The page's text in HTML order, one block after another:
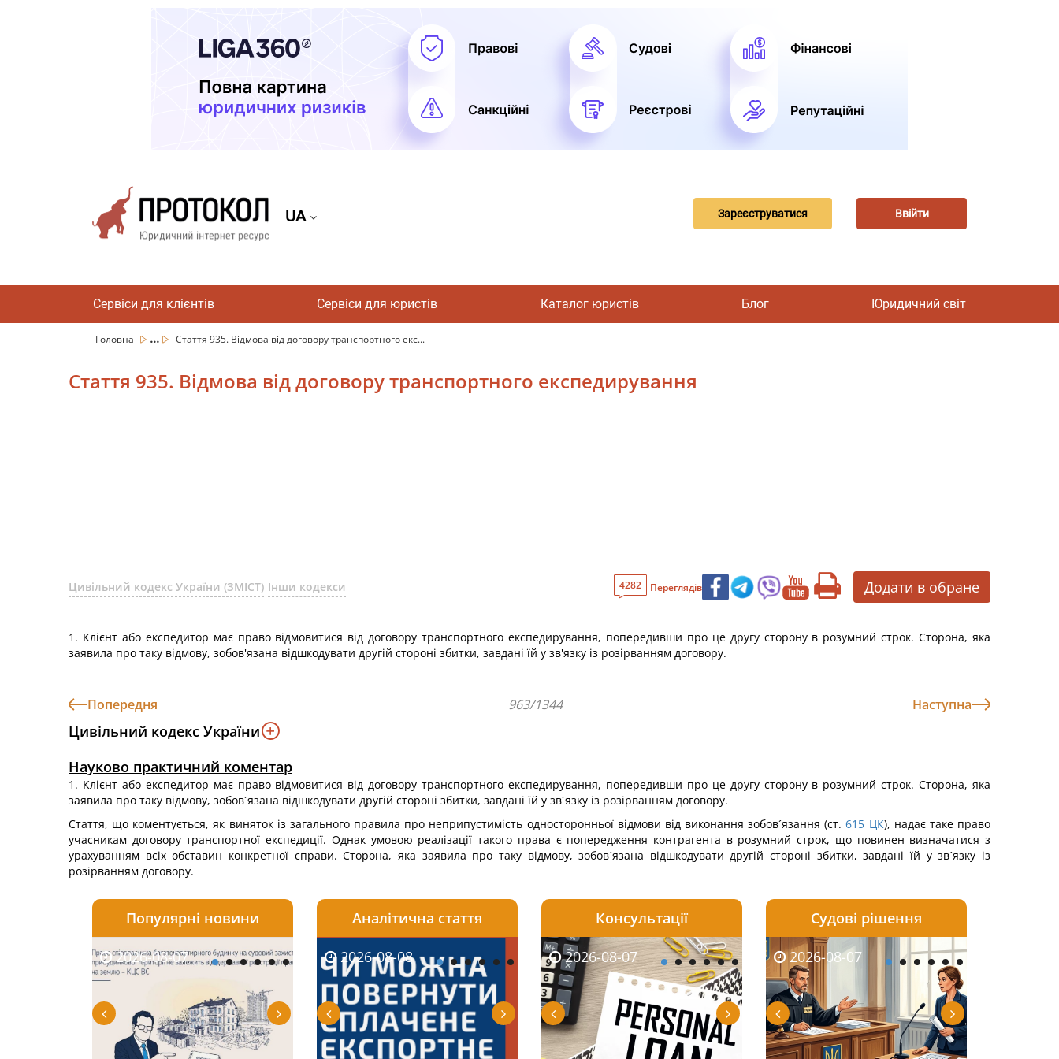
UA Зареєструватися Ввійти
Сервіси для клієнтів Сервіси для юристів Каталог юристів Блог Юридичний світ
Головна ... Стаття 935. Відмова від договору транспортного екс...
Стаття 935. Відмова від договору транспортного експедирування
Цивільний кодекс України (ЗМІСТ) Інши кодекси 4282 Переглядів Додати в обране
1. Клієнт або експедитор має право відмовитися від договору транспортного експедирування, попередивши про це другу сторону в розумний строк. Сторона, яка
заявила про таку відмову, зобов'язана відшкодувати другій стороні збитки, завдані їй у зв'язку із розірванням договору.
Попередня 963/1344 Наступна
Цивільний кодекс України
Науково практичний коментар
1. Клієнт або експедитор має право відмовитися від договору транспортного експедирування, попередивши про це другу сторону в розумний строк. Сторона, яка
заявила про таку відмову, зобов´язана відшкодувати другій стороні збитки, завдані їй у зв´язку із розірванням договору.
Стаття, що коментується, як виняток із загального правила про неприпустимість односторонньої відмови від виконання зобов´язання (ст. 615 ЦК), надає таке право
учасникам договору транспортної експедиції. Однак умовою реалізації такого права є попередження контрагента в розумний строк, що повинен визначатися з
урахуванням всіх обставин конкретної справи. Сторона, яка заявила про таку відмову, зобов´язана відшкодувати другій стороні збитки, завдані їй у зв´язку із
розірванням договору.
Популярні новини
2026-08-07 2026-08-06 2026-08-06 2026-08-06 2026-08-05
Аналітична стаття
2026-08-03 2026-08-08 2026-08-07 2026-08-04 2026-08-04
Консультації
2026-08-05 2026-08-07 2026-08-07 2026-08-06
Судові рішення
2026-07-30 2026-08-07